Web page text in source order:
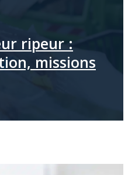
ripeur :
missions